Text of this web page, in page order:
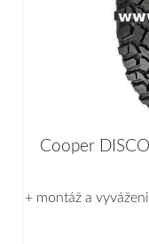
Cooper
+ montáž a